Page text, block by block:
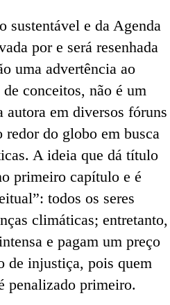
sustentável e da Agenda
por e será resenhada
uma advertência ao
conceitos, não é um
em diversos fóruns
do globo em busca
A ideia que dá título
primeiro capítulo e é
todos os seres
climáticas; entretanto,
e pagam um preço
de injustiça, pois quem
penalizado primeiro.